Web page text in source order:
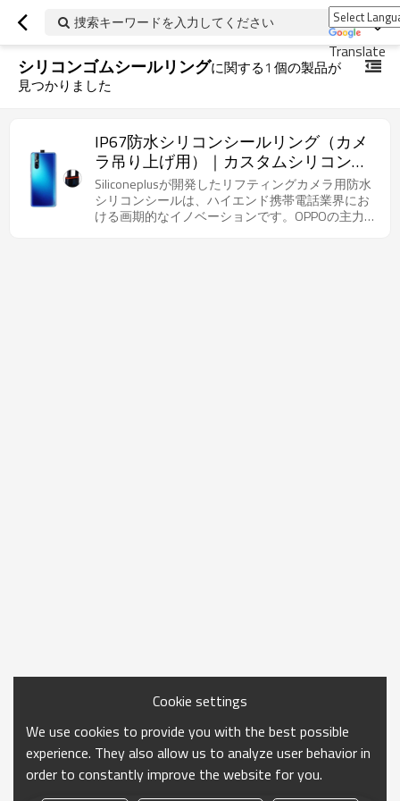
Translate
捜索キーワードを入力してください
シリコンゴムシールリングに関する1 個の製品が
見つかりました
IP67防水シリコンシールリング（カメ
ラ吊り上げ用）｜カスタムシリコン製
携帯電話
Siliconeplusが開発したリフティングカメラ用防水
シリコンシールは、ハイエンド携帯電話業界にお
ける画期的なイノベーションです。OPPOの主力製
Cookie settings
We use cookies to provide you with the best possible
experience. They also allow us to analyze user behavior in
order to constantly improve the website for you.